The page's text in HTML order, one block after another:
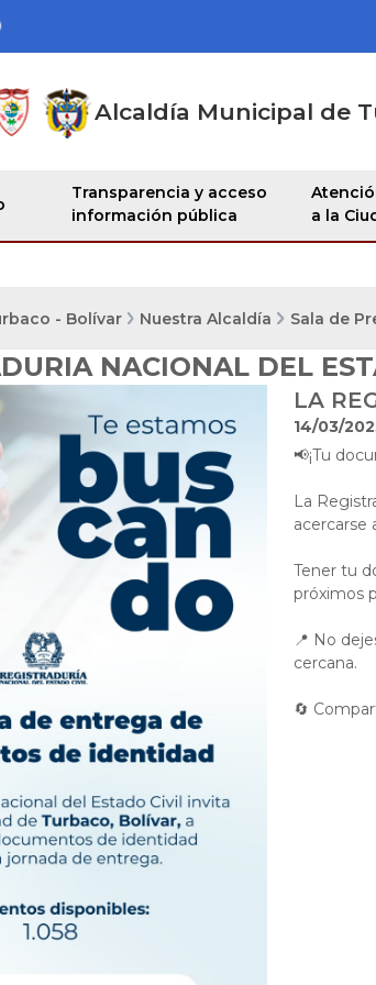
Alcaldía Municipal de
Transparencia y acceso
información pública
a la
- Bolívar Nuestra Alcaldía Sala de
NACIONAL DEL
LA
14/03/
📢​¡Tu
La
acercarse
Tener tu
próximos
📍 No
cercana.
🔄